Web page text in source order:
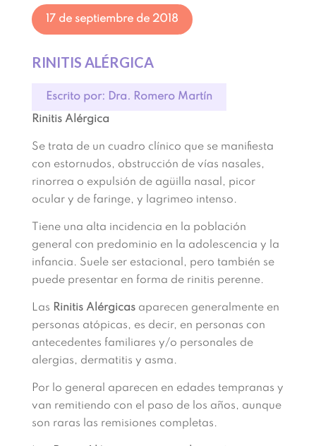
17 de septiembre de 2018
RINITIS ALÉRGICA
Escrito por: Dra. Romero Martín
Rinitis Alérgica
Se trata de un cuadro clínico que se manifiesta
con estornudos, obstrucción de vías nasales,
rinorrea o expulsión de agüilla nasal, picor
ocular y de faringe, y lagrimeo intenso.
Tiene una alta incidencia en la población
general con predominio en la adolescencia y la
infancia. Suele ser estacional, pero también se
puede presentar en forma de rinitis perenne.
Las Rinitis Alérgicasaparecen generalmente en
personas atópicas, es decir, en personas con
antecedentes familiares y/o personales de
alergias, dermatitis y asma.
Por lo general aparecen en edades tempranas y
van remitiendo con el paso de los años, aunque
son raras las remisiones completas.